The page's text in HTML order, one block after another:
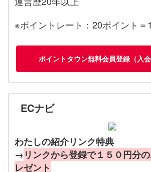
※ポイントレート：20ポイント＝
ポイントタウン無料会員登録（入会
ECナビ
わたしの紹介リンク特典
→ リンクから登録で１５０円分
レゼント